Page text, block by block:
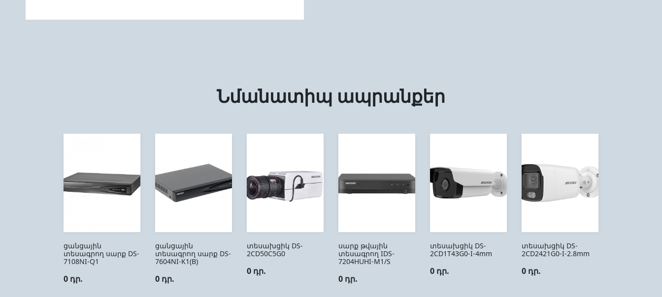
Նմանատիպ ապրանքեր
ցանցային
տեսագրող սարք DS-
7108NI-Q1
0 դր.
ցանցային
տեսագրող սարք DS-
7604NI-K1(B)
0 դր.
տեսախցիկ DS-
2CD50C5G0
0 դր.
սարք թվային
տեսագրող IDS-
7204HUHI-M1/S
0 դր.
տեսախցիկ DS-
2CD1T43G0-I-4mm
0 դր.
տեսախցիկ DS-
2CD2421G0-I-2.8mm
0 դր.